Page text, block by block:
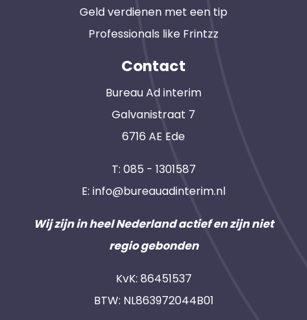
Geld verdienen met een tip
Professionals like Frintzz
Contact
Bureau Ad interim
Galvanistraat 7
6716 AE Ede
T: 085 - 1301587
E: info@bureauadinterim.nl
Wij zijn in heel Nederland actief en zijn niet
regio gebonden
KvK: 86451537
BTW: NL863972044B01